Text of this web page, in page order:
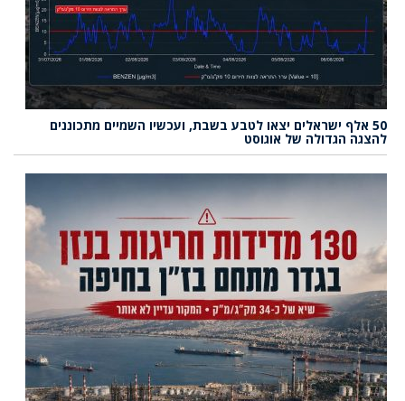
50 אלף ישראלים יצאו לטבע בשבת, ועכשיו השמיים מתכוננים
להצגה הגדולה של אוגוסט